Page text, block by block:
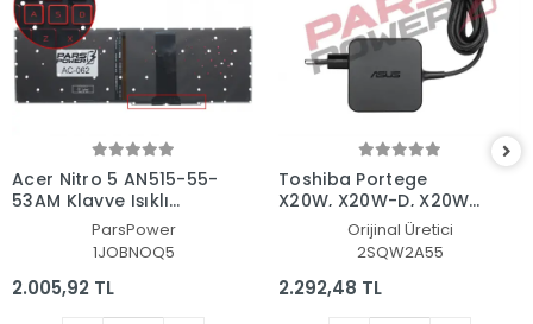
Acer Nitro 5 AN515-55-
53AM Klavye Işıklı
(Siyah TR)ParsPower
1JOBNOQ5
2.005,92 TL
Toshiba Portege
X20W, X20W-D, X20W-
E Adaptör Şarj Aleti-
Orijinal Üretici
2SQW2A55
2.292,48 TL